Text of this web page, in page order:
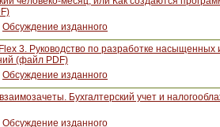
Обсуждение изданного
3. Руководство по разработке насыщенных
(файл PDF)
Обсуждение изданного
Бухгалтерский учет и
Обсуждение изданного